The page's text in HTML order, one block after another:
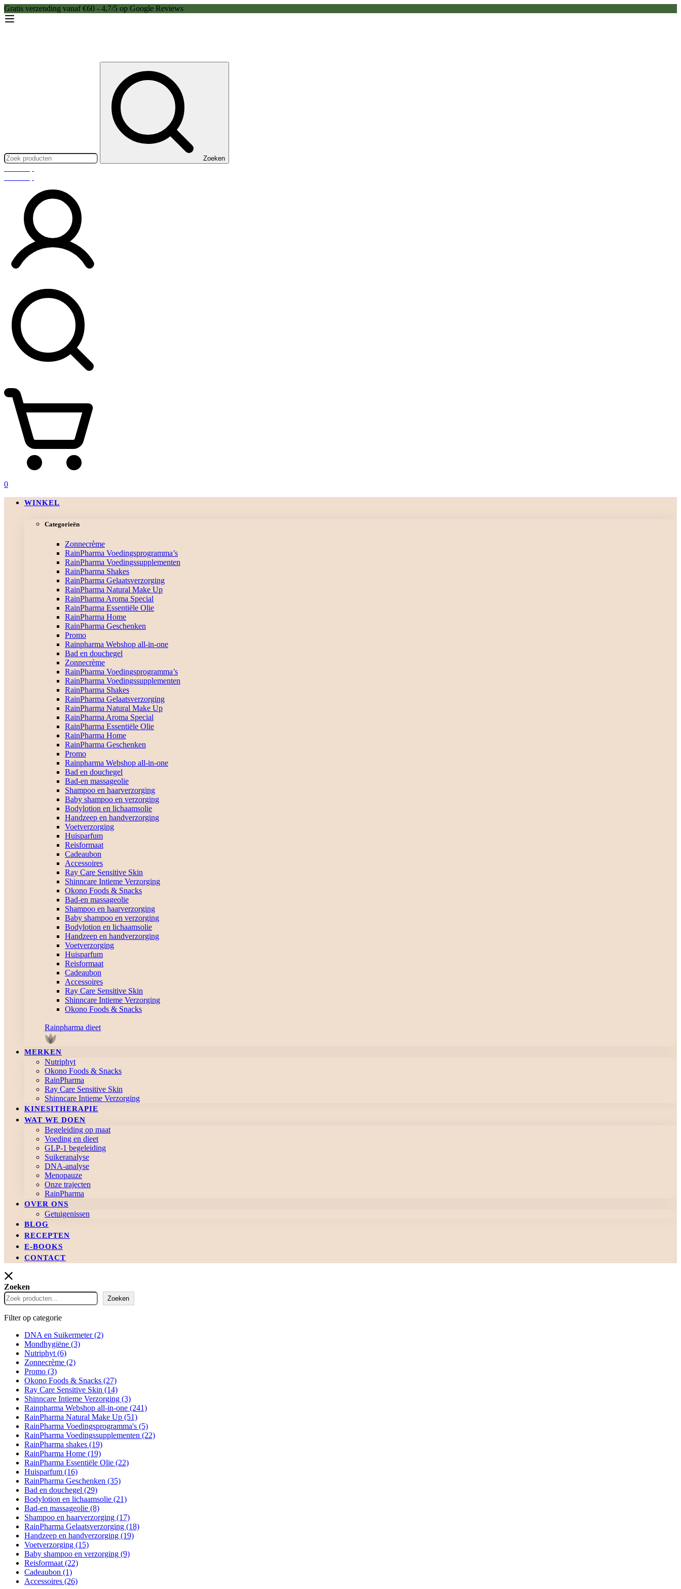
Gratis verzending vanaf €60 - 4,7/5 op Google Reviews
Zoeken
0
WINKEL
Categorieën
Zonnecrème
RainPharma Voedingsprogramma’s
RainPharma Voedingssupplementen
RainPharma Shakes
RainPharma Gelaatsverzorging
RainPharma Natural Make Up
RainPharma Aroma Special
RainPharma Essentiële Olie
RainPharma Home
RainPharma Geschenken
Promo
Rainpharma Webshop all-in-one
Bad en douchegel
Zonnecrème
RainPharma Voedingsprogramma’s
RainPharma Voedingssupplementen
RainPharma Shakes
RainPharma Gelaatsverzorging
RainPharma Natural Make Up
RainPharma Aroma Special
RainPharma Essentiële Olie
RainPharma Home
RainPharma Geschenken
Promo
Rainpharma Webshop all-in-one
Bad en douchegel
Bad-en massageolie
Shampoo en haarverzorging
Baby shampoo en verzorging
Bodylotion en lichaamsolie
Handzeep en handverzorging
Voetverzorging
Huisparfum
Reisformaat
Cadeaubon
Accessoires
Ray Care Sensitive Skin
Shinncare Intieme Verzorging
Okono Foods & Snacks
Bad-en massageolie
Shampoo en haarverzorging
Baby shampoo en verzorging
Bodylotion en lichaamsolie
Handzeep en handverzorging
Voetverzorging
Huisparfum
Reisformaat
Cadeaubon
Accessoires
Ray Care Sensitive Skin
Shinncare Intieme Verzorging
Okono Foods & Snacks
Rainpharma dieet
MERKEN
Nutriphyt
Okono Foods & Snacks
RainPharma
Ray Care Sensitive Skin
Shinncare Intieme Verzorging
KINESITHERAPIE
WAT WE DOEN
Begeleiding op maat
Voeding en dieet
GLP-1 begeleiding
Suikeranalyse
DNA-analyse
Menopauze
Onze trajecten
RainPharma
OVER ONS
Getuigenissen
BLOG
RECEPTEN
E-BOOKS
CONTACT
Zoeken
Zoeken
Filter op categorie
DNA en Suikermeter(2)
Mondhygiëne (3)
Nutriphyt (6)
Zonnecrème (2)
Promo (3)
Okono Foods & Snacks (27)
Ray Care Sensitive Skin (14)
Shinncare Intieme Verzorging (3)
Rainpharma Webshop all-in-one (241)
RainPharma Natural Make Up (51)
RainPharma Voedingsprogramma's (5)
RainPharma Voedingssupplementen (22)
RainPharma shakes (19)
RainPharma Home (19)
RainPharma Essentiële Olie (22)
Huisparfum (16)
RainPharma Geschenken (35)
Bad en douchegel (29)
Bodylotion en lichaamsolie (21)
Bad-en massageolie (8)
Shampoo en haarverzorging (17)
RainPharma Gelaatsverzorging (18)
Handzeep en handverzorging (19)
Voetverzorging (15)
Baby shampoo en verzorging (9)
Reisformaat (22)
Cadeaubon (1)
Accessoires (26)